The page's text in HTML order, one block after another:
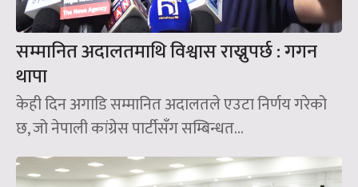
सम्मानित अदालतमाथि विश्वास राख्नुपर्छ : गगन
थापा
केही दिन अगाडि सम्मानित अदालतले एउटा निर्णय गरेको
छ, जो नेपाली कांग्रेस पार्टीसँग सम्बिन्धत...